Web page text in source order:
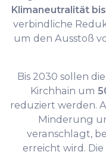
Klimaneutralität
verbindliche
um den Ausstoß
Bis 2030 sollen
Kirchhain um
reduziert werden.
Minderung
veranschlagt,
erreicht wird.